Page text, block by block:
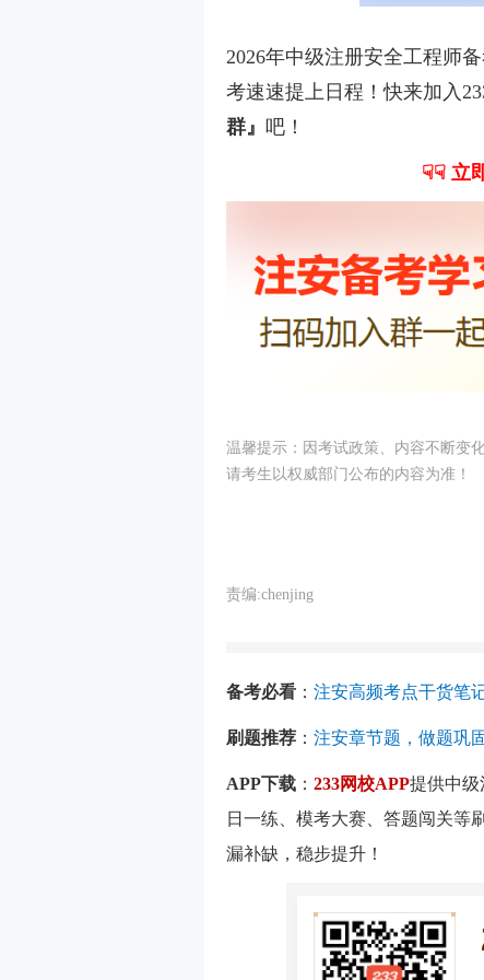
2026年中级注册安全工程师
考速速提上日程！快来加入
群』 吧！
☟☟ 立
温馨提示：因考试政策、内容不断变
请考生以权威部门公布的内容为准！
责编:chenjing
备考必看 ： 注安高频考点干货笔
刷题推荐 ： 注安章节题，做题巩固
APP下载 ： 233网校APP提供中级
日一练、模考大赛、答题闯关等
漏补缺，稳步提升！